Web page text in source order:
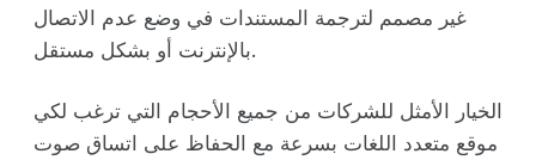
غير مصمم لترجمة المستندات في وضع عدم الاتصال
بالإنترنت أو بشكل مستقل.
الخيار الأمثل للشركات من جميع الأحجام التي ترغب لكي
موقع متعدد اللغات بسرعة مع الحفاظ على اتساق صوت